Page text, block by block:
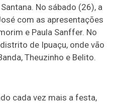
No sábado (26), a
com as apresentações
e Paula Sanffer. No
de Ipuaçu, onde vão
Theuzinho e Belito.
cada vez mais a festa,